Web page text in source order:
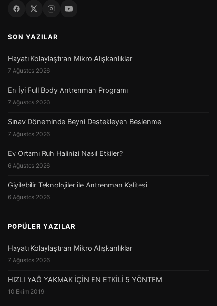
SON YAZILAR
Hayatı Kolaylaştıran Mikro Alışkanlıklar
7 Ağustos 2026
En İyi Full Body Antrenman Programı
7 Ağustos 2026
Sınav Döneminde Beyni Destekleyen Beslenme
7 Ağustos 2026
Ev Ortamı Ruh Halinizi Nasıl Etkiler?
6 Ağustos 2026
Giyilebilir Teknolojiler ile Antrenman Kalitesi
6 Ağustos 2026
POPÜLER YAZILAR
Hayatı Kolaylaştıran Mikro Alışkanlıklar
7 Ağustos 2026
HIZLI YAĞ YAKMAK İÇİN EN ETKİLİ 5 YÖNTEM
10 Ekim 2019